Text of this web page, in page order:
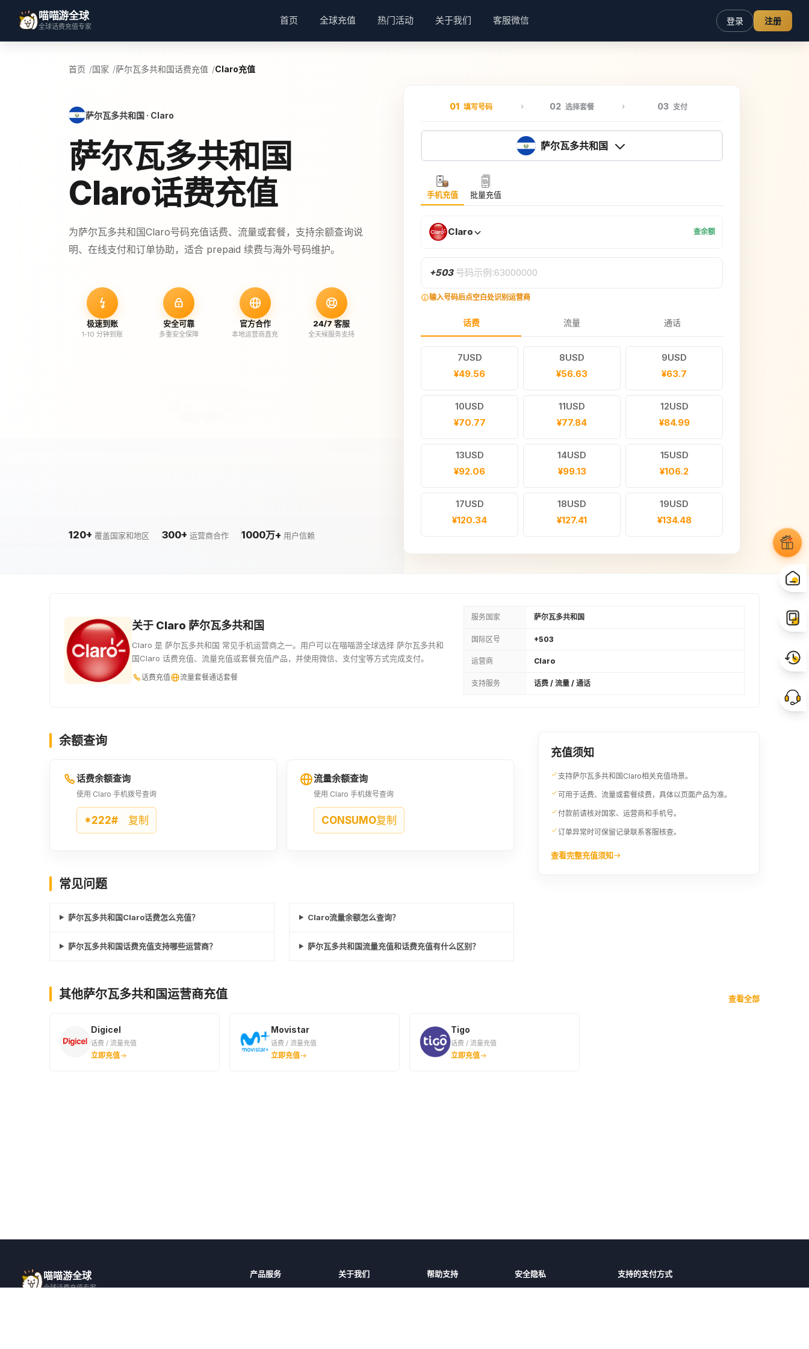
喵喵游全球
全球话费充值专家
首页 全球充值 热门活动 关于我们 客服微信 登录 注册
首页 国家 萨尔瓦多共和国话费充值 Claro充值
萨尔瓦多共和国 · Claro
萨尔瓦多共和国
Claro话费充值
为萨尔瓦多共和国Claro号码充值话费、流量或套餐，支持余额查询说
明、在线支付和订单协助，适合 prepaid 续费与海外号码维护。
极速到账
1-10 分钟到账
安全可靠
多重安全保障
官方合作
本地运营商直充
24/7 客服
全天候服务支持
120+ 覆盖国家和地区 300+ 运营商合作 1000万+ 用户信赖
01 填写号码 02 选择套餐 03 支付
萨尔瓦多共和国
手机充值 批量充值
Claro 查余额
+503 号码示例:63000000
输入号码后点空白处识别运营商
话费 流量 通话
7USD
¥49.56
8USD
¥56.63
9USD
¥63.7
10USD
¥70.77
11USD
¥77.84
12USD
¥84.99
13USD
¥92.06
14USD
¥99.13
15USD
¥106.2
17USD
¥120.34
18USD
¥127.41
19USD
¥134.48
20USD
21USD
24USD
¥176.97
¥191.11
¥212.32
¥240.67
65USD
关于 Claro 萨尔瓦多共和国
Claro 是 萨尔瓦多共和国 常见手机运营商之一。用户可以在喵喵游全球选择 萨尔瓦多共和
国Claro 话费充值、流量充值或套餐充值产品，并使用微信、支付宝等方式完成支付。
话费充值 流量套餐通话套餐
服务国家 萨尔瓦多共和国
国际区号 +503
运营商 Claro
支持服务 话费 / 流量 / 通话
余额查询
话费余额查询
使用 Claro 手机拨号查询
*222# 复制
流量余额查询
使用 Claro 手机拨号查询
CONSUMO复制
常见问题
萨尔瓦多共和国Claro话费怎么充值？ Claro流量余额怎么查询？
萨尔瓦多共和国话费充值支持哪些运营商？ 萨尔瓦多共和国流量充值和话费充值有什么区别？
充值须知
支持萨尔瓦多共和国Claro相关充值场景。
可用于话费、流量或套餐续费，具体以页面产品为准。
付款前请核对国家、运营商和手机号。
订单异常时可保留记录联系客服核查。
查看完整充值须知
其他萨尔瓦多共和国运营商充值 查看全部
Digicel
话费 / 流量充值
立即充值
Movistar
话费 / 流量充值
立即充值
Tigo
话费 / 流量充值
立即充值
喵喵游全球
全球话费充值专家
产品服务 关于我们 帮助支持 安全隐私 支持的支付方式